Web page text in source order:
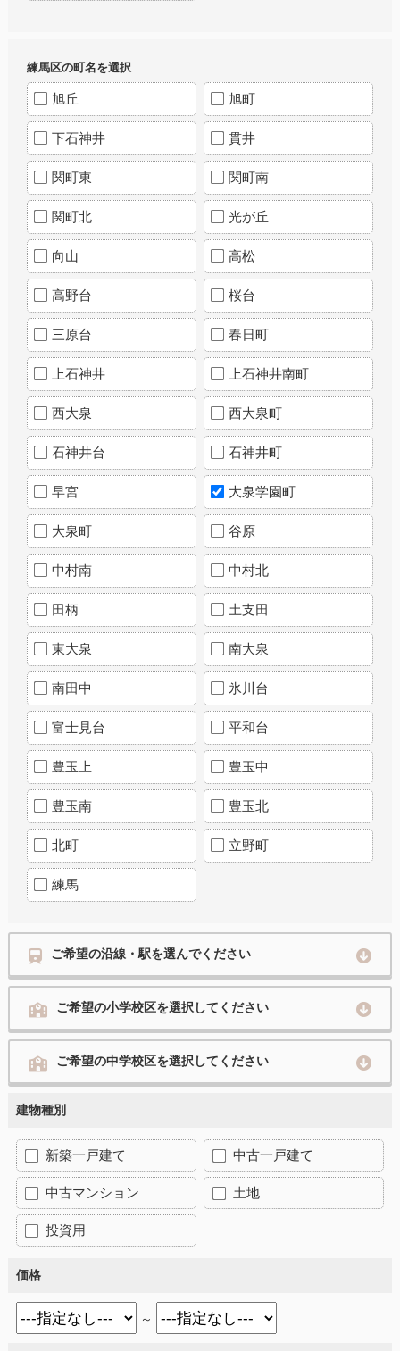
練馬区の町名を選択
旭丘 旭町
下石神井 貫井
関町東 関町南
関町北 光が丘
向山 高松
高野台 桜台
三原台 春日町
上石神井 上石神井南町
西大泉 西大泉町
石神井台 石神井町
早宮 大泉学園町
大泉町 谷原
中村南 中村北
田柄 土支田
東大泉 南大泉
南田中 氷川台
富士見台 平和台
豊玉上 豊玉中
豊玉南 豊玉北
北町 立野町
練馬
ご希望の沿線・駅を選んでください
ご希望の小学校区を選択してください
ご希望の中学校区を選択してください
建物種別
新築一戸建て 中古一戸建て
中古マンション 土地
投資用
価格
～